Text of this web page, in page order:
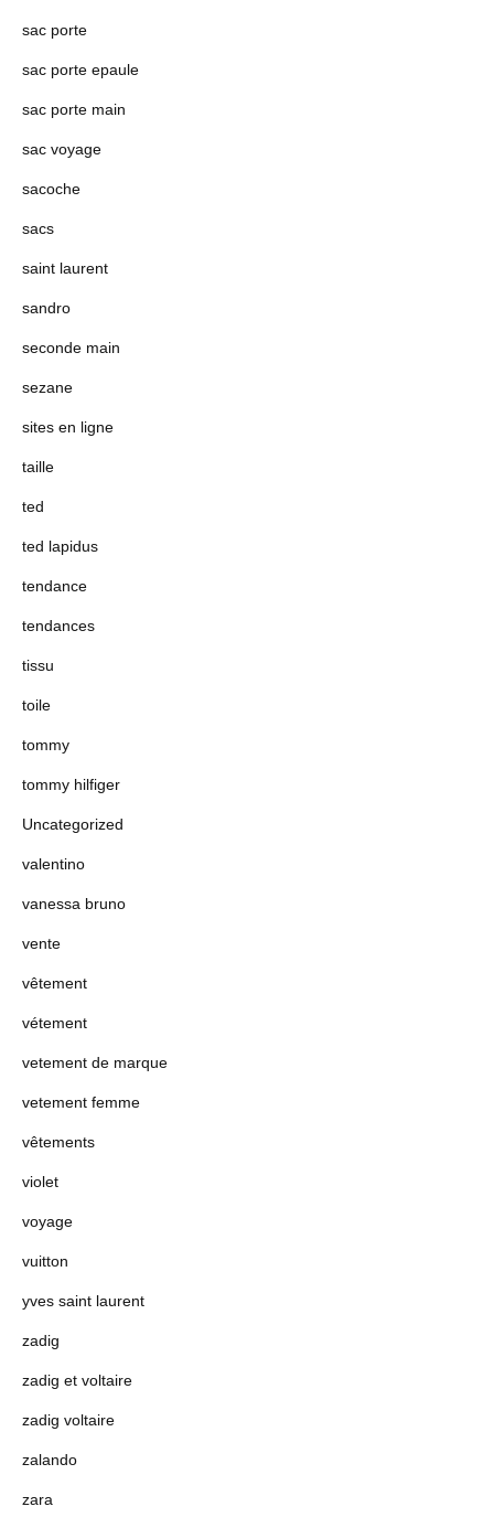
sac porte
sac porte epaule
sac porte main
sac voyage
sacoche
sacs
saint laurent
sandro
seconde main
sezane
sites en ligne
taille
ted
ted lapidus
tendance
tendances
tissu
toile
tommy
tommy hilfiger
Uncategorized
valentino
vanessa bruno
vente
vêtement
vétement
vetement de marque
vetement femme
vêtements
violet
voyage
vuitton
yves saint laurent
zadig
zadig et voltaire
zadig voltaire
zalando
zara